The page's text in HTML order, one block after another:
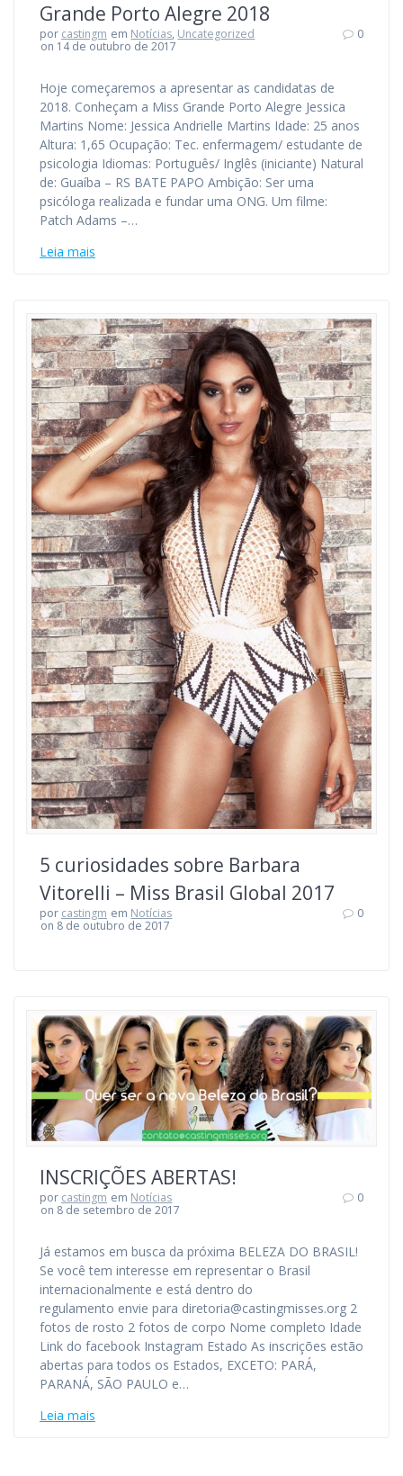
Grande Porto Alegre 2018
por castingm em Notícias, Uncategorized
on 14 de outubro de 2017
0
Hoje começaremos a apresentar as candidatas de
2018. Conheçam a Miss Grande Porto Alegre Jessica
Martins Nome: Jessica Andrielle Martins Idade: 25 anos
Altura: 1,65 Ocupação: Tec. enfermagem/ estudante de
psicologia Idiomas: Português/ Inglês (iniciante) Natural
de: Guaíba – RS BATE PAPO Ambição: Ser uma
psicóloga realizada e fundar uma ONG. Um filme:
Patch Adams –…
Leia mais
5 curiosidades sobre Barbara
Vitorelli – Miss Brasil Global 2017
por castingm em Notícias
on 8 de outubro de 2017
0
INSCRIÇÕES ABERTAS!
por castingm em Notícias
on 8 de setembro de 2017
0
Já estamos em busca da próxima BELEZA DO BRASIL!
Se você tem interesse em representar o Brasil
internacionalmente e está dentro do
regulamento envie para diretoria@castingmisses.org 2
fotos de rosto 2 fotos de corpo Nome completo Idade
Link do facebook Instagram Estado As inscrições estão
abertas para todos os Estados, EXCETO: PARÁ,
PARANÁ, SÃO PAULO e…
Leia mais